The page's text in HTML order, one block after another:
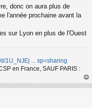
donc on aura plus de
l'année prochaine avant la
sur Lyon en plus de l'Ouest
1U_NJEj ... sp=sharing
en France, SAUF PARIS :
au